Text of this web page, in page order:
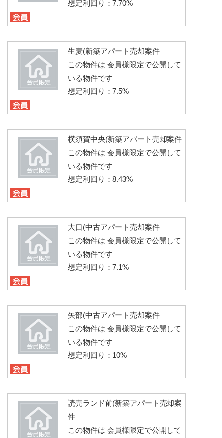
想定利回り：7.70%
生麦(新築アパート売却案件
この物件は 会員様限定で公開して
いる物件です
想定利回り：7.5%
横須賀中央(新築アパート売却案件
この物件は 会員様限定で公開して
いる物件です
想定利回り：8.43%
大口(中古アパート売却案件
この物件は 会員様限定で公開して
いる物件です
想定利回り：7.1%
矢部(中古アパート売却案件
この物件は 会員様限定で公開して
いる物件です
想定利回り：10%
読売ランド前(新築アパート売却案
件
この物件は 会員様限定で公開して